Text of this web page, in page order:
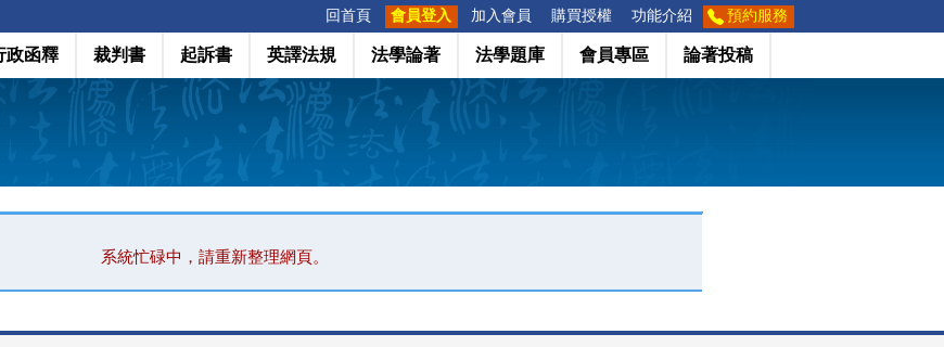
回首頁 會員登入 加入會員 購買授權 功能介紹 預約服務
政函釋 裁判書 起訴書 英譯法規 法學論著 法學題庫 會員專區 論著投稿
系統忙碌中，請重新整理網頁。